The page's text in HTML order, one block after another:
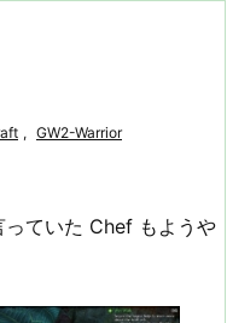
, GW2-Warrior
ていた Chef もようや